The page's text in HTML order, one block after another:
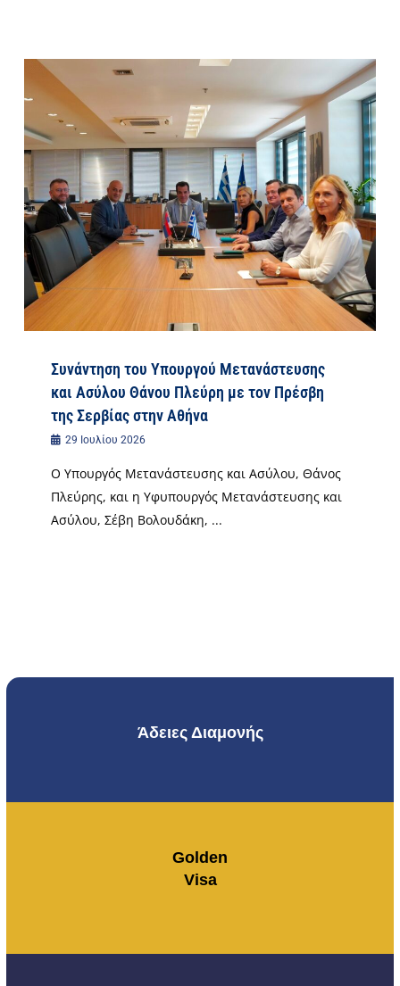
Συνάντηση του Υπουργού Μετανάστευσης
και Ασύλου Θάνου Πλεύρη με τον Πρέσβη
της Σερβίας στην Αθήνα
29 Ιουλίου 2026
Ο Υπουργός Μετανάστευσης και Ασύλου, Θάνος
Πλεύρης, και η Υφυπουργός Μετανάστευσης και
Ασύλου, Σέβη Βολουδάκη, ...
Άδειες Διαμονής
Golden
Visa